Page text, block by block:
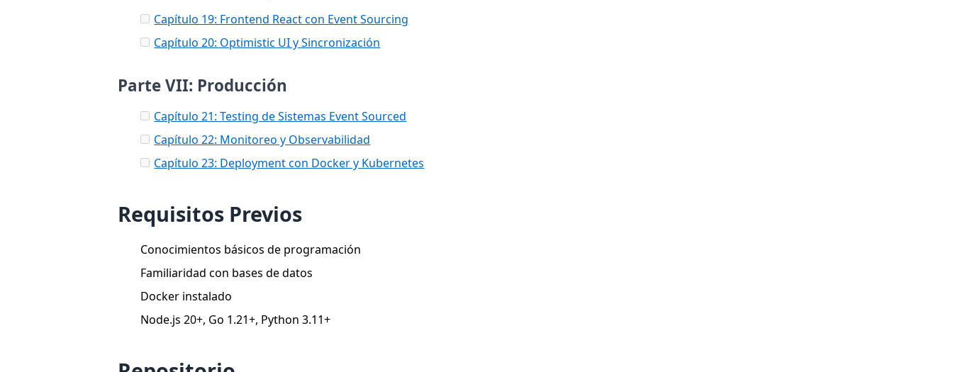
Capítulo 19: Frontend React con Event Sourcing
Capítulo 20: Optimistic UI y Sincronización
Parte VII: Producción
Capítulo 21: Testing de Sistemas Event Sourced
Capítulo 22: Monitoreo y Observabilidad
Capítulo 23: Deployment con Docker y Kubernetes
Requisitos Previos
Conocimientos básicos de programación
Familiaridad con bases de datos
Docker instalado
Node.js 20+, Go 1.21+, Python 3.11+